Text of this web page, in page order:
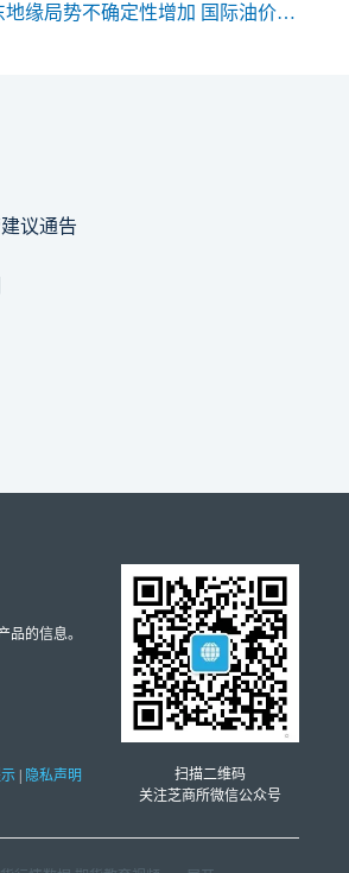
中东地缘局势不确定性增加 国际油价高位震荡
议通告
品的信息。
| 隐私声明
扫描二维码
关注芝商所微信公众号